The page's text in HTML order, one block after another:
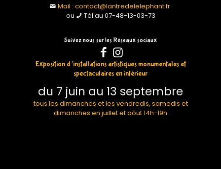
Mail : contact@lantredelelephant.fr
ou
Tél au 07-48-13-03-73
Suivez nous sur les Réseaux sociaux
Exposition d’installations artistiques monumentales et
spectaculaires en intérieur
du 7 juin au 13 septembre
tous les dimanches et les vendredis, samedis et
dimanches en juillet et aôut 14h-19h